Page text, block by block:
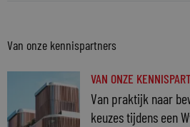
Van onze kennispartners
VAN ONZE
Van praktijk naar
keuzes tijdens een